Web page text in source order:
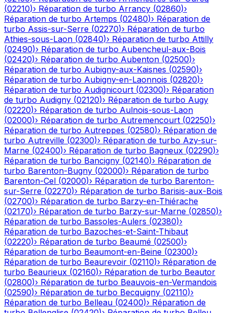
(02210)› Réparation de turbo Arrancy (02860)›
Réparation de turbo Artemps (02480)› Réparation de
turbo Assis-sur-Serre (02270)› Réparation de turbo
Athies-sous-Laon (02840)› Réparation de turbo Attilly
(02490)› Réparation de turbo Aubencheul-aux-Bois
(02420)› Réparation de turbo Aubenton (02500)›
Réparation de turbo Aubigny-aux-Kaisnes (02590)›
Réparation de turbo Aubigny-en-Laonnois (02820)›
Réparation de turbo Audignicourt (02300)› Réparation
de turbo Audigny (02120)› Réparation de turbo Augy
(02220)› Réparation de turbo Aulnois-sous-Laon
(02000)› Réparation de turbo Autremencourt (02250)›
Réparation de turbo Autreppes (02580)› Réparation de
turbo Autreville (02300)› Réparation de turbo Azy-sur-
Marne (02400)› Réparation de turbo Bagneux (02290)›
Réparation de turbo Bancigny (02140)› Réparation de
turbo Barenton-Bugny (02000)› Réparation de turbo
Barenton-Cel (02000)› Réparation de turbo Barenton-
sur-Serre (02270)› Réparation de turbo Barisis-aux-Bois
(02700)› Réparation de turbo Barzy-en-Thiérache
(02170)› Réparation de turbo Barzy-sur-Marne (02850)›
Réparation de turbo Bassoles-Aulers (02380)›
Réparation de turbo Bazoches-et-Saint-Thibaut
(02220)› Réparation de turbo Beaumé (02500)›
Réparation de turbo Beaumont-en-Beine (02300)›
Réparation de turbo Beaurevoir (02110)› Réparation de
turbo Beaurieux (02160)› Réparation de turbo Beautor
(02800)› Réparation de turbo Beauvois-en-Vermandois
(02590)› Réparation de turbo Becquigny (02110)›
Réparation de turbo Belleau (02400)› Réparation de